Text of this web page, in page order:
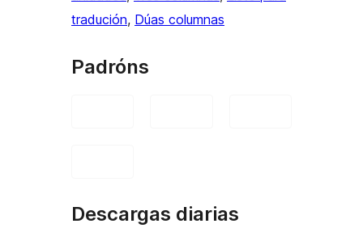
tradución, Dúas columnas
Padróns
Descargas diarias